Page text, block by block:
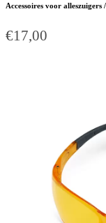
Accessoires voor
€17,00